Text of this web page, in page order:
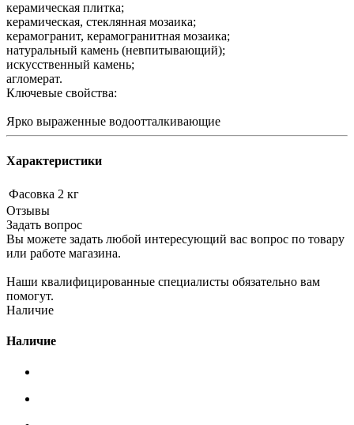
керамическая плитка;
керамическая, стеклянная мозаика;
керамогранит, керамогранитная мозаика;
натуральный камень (невпитывающий);
искусственный камень;
агломерат.
Ключевые свойства:
Ярко выраженные водоотталкивающие
Характеристики
Фасовка 2 кг
Отзывы
Задать вопрос
Вы можете задать любой интересующий вас вопрос по товару
или работе магазина.
Наши квалифицированные специалисты обязательно вам
помогут.
Наличие
Наличие